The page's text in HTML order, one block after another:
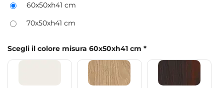
60x50xh41 cm
70x50xh41 cm
Scegli il colore misura 60x50xh41 cm *